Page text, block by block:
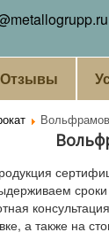
Отзывы
сроки
а также на